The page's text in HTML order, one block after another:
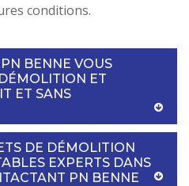
conditions.
BENNE VOUS
ET
ET SANS
DE DÉMOLITION
EXPERTS DANS
PN BENNE